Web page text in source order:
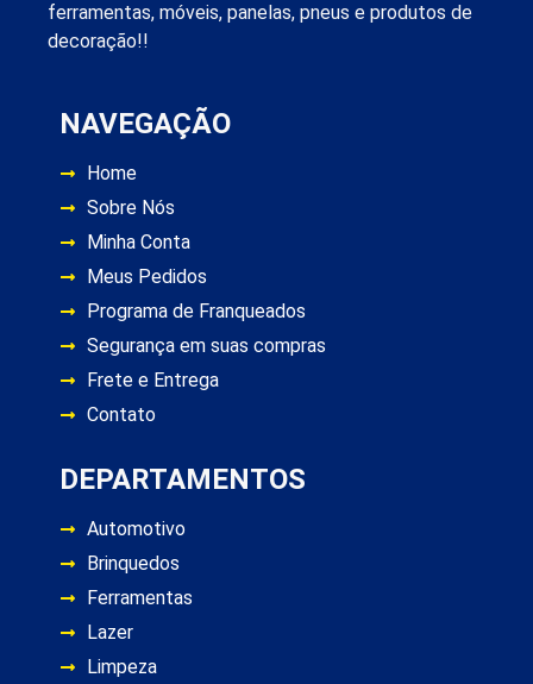
ferramentas, móveis, panelas, pneus e produtos de
decoração!!
NAVEGAÇÃO
Home
Sobre Nós
Minha Conta
Meus Pedidos
Programa de Franqueados
Segurança em suas compras
Frete e Entrega
Contato
DEPARTAMENTOS
Automotivo
Brinquedos
Ferramentas
Lazer
Limpeza